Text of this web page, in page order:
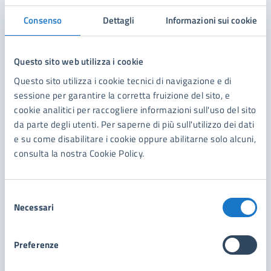
Consenso Dettagli Informazioni sui cookie
Questo sito web utilizza i cookie
Questo sito utilizza i cookie tecnici di navigazione e di
sessione per garantire la corretta fruizione del sito, e
cookie analitici per raccogliere informazioni sull'uso del sito
da parte degli utenti. Per saperne di più sull'utilizzo dei dati
e su come disabilitare i cookie oppure abilitarne solo alcuni,
consulta la nostra Cookie Policy.
delNecessari
Preferenze
Amministrazione
Ecologia Ambiente